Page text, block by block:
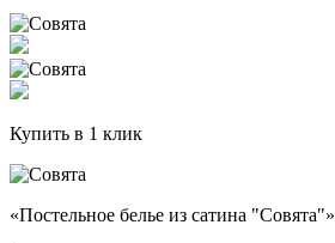
Купить в 1 клик
«Постельное белье из сатина "Совята"»